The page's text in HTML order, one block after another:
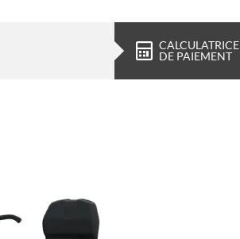
CALCULATRICE
DE PAIEMENT